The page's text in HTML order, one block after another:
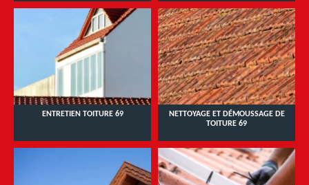
ENTRETIEN TOITURE 69
NETTOYAGE ET DÉMOUSSAGE DE
TOITURE 69